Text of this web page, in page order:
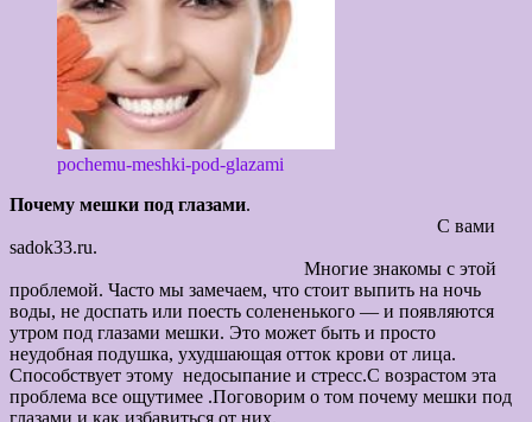
pochemu-meshki-pod-glazami ‎
Почему мешки под глазами.
С вами
sadok33.ru.
Многие знакомы с этой
проблемой. Часто мы замечаем, что стоит выпить на ночь
воды, не доспать или поесть солененького — и появляются
утром под глазами мешки. Это может быть и просто
неудобная подушка, ухудшающая отток крови от лица.
Способствует этому недосыпание и стресс.С возрастом эта
проблема все ощутимее .Поговорим о том почему мешки под
глазами и как избавиться от них.